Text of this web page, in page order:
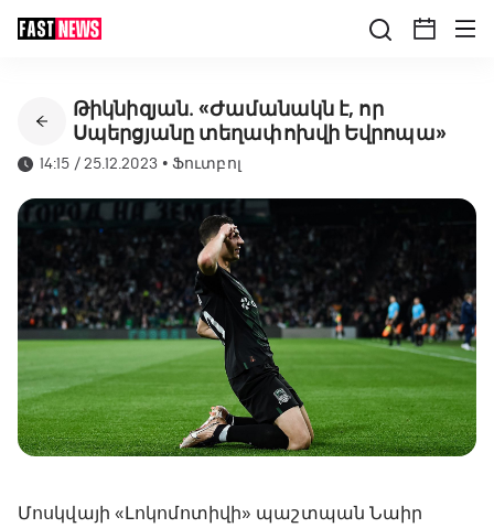
Թիկնիզյան․ «Ժամանակն է, որ
Սպերցյանը տեղափոխվի Եվրոպա»
14:15 / 25.12.2023 •Ֆուտբոլ
Մոսկվայի «Լոկոմոտիվի» պաշտպան Նաիր